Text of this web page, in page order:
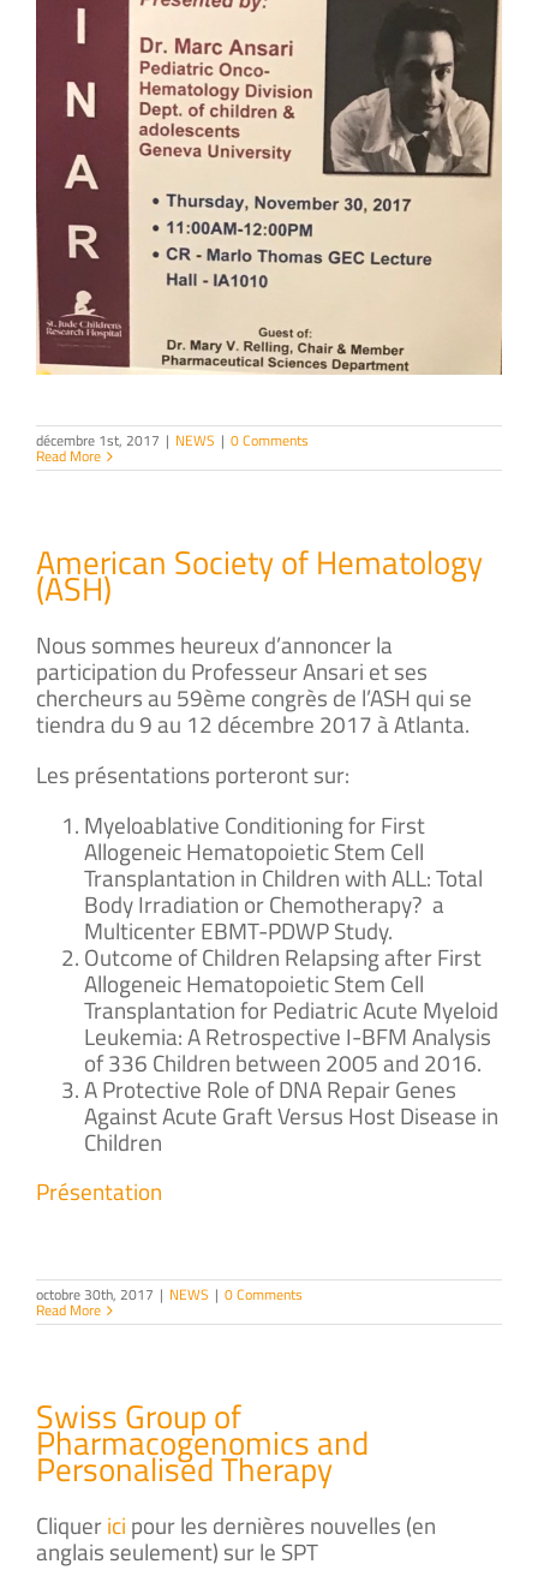
décembre 1st, 2017 | NEWS | 0 Comments
Read More
American Society of Hematology
(ASH)
Nous sommes heureux d’annoncer la
participation du Professeur Ansari et ses
chercheurs au 59ème congrès de l’ASH qui se
tiendra du 9 au 12 décembre 2017 à Atlanta.
Les présentations porteront sur:
Myeloablative Conditioning for First
Allogeneic Hematopoietic Stem Cell
Transplantation in Children with ALL: Total
Body Irradiation or Chemotherapy? ­ a
Multicenter EBMT-PDWP Study.
Outcome of Children Relapsing after First
Allogeneic Hematopoietic Stem Cell
Transplantation for Pediatric Acute Myeloid
Leukemia: A Retrospective I-BFM Analysis
of 336 Children between 2005 and 2016.
A Protective Role of DNA Repair Genes
Against Acute Graft Versus Host Disease in
Children
Présentation
octobre 30th, 2017 | NEWS | 0 Comments
Read More
Swiss Group of
Pharmacogenomics and
Personalised Therapy
Cliquerici pour les dernières nouvelles (en
anglais seulement) sur le SPT